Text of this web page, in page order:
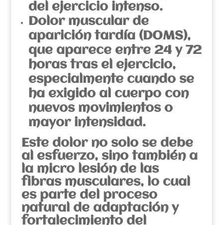
del ejercicio intenso.
Dolor muscular de
aparición tardía (DOMS),
que aparece entre 24 y 72
horas tras el ejercicio,
especialmente cuando se
ha exigido al cuerpo con
nuevos movimientos o
mayor intensidad.
Este dolor no solo se debe
al esfuerzo, sino también a
la micro lesión de las
fibras musculares, lo cual
es parte del proceso
natural de adaptación y
fortalecimiento del